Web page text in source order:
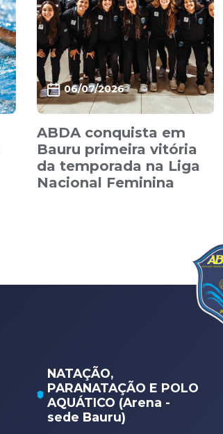
06/07/2026
ABDA conquista em
Bauru primeira vitória
da temporada na Liga
Nacional Feminina
NATAÇÃO,
PARANATAÇÃO E POLO
AQUÁTICO (Arena -
sede Bauru)